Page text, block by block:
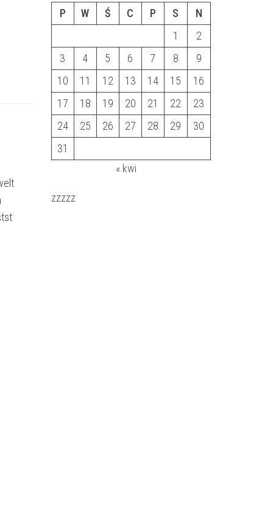
P
W Ś C P S
N
1
2
3
4 5 6 7 8
9
10
11 12 13 14 15
16
17
18 19 20 21 22
23
24
25 26 27 28 29
30
31
« kwi
zzzzz